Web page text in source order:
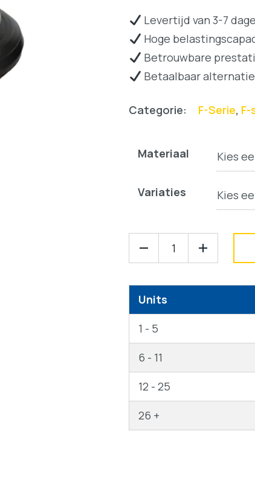
Levertijd van 3-7
Hoge
Betrouwbare
Betaalbaar
Categorie: F-Serie,
Materiaal
Variaties
Units
1 - 5
6 - 11
12 - 25
26 +